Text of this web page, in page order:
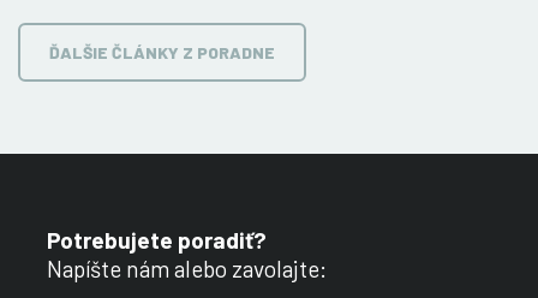
ĎALŠIE ČLÁNKY Z PORADNE
Potrebujete poradiť?
Napíšte nám alebo zavolajte: